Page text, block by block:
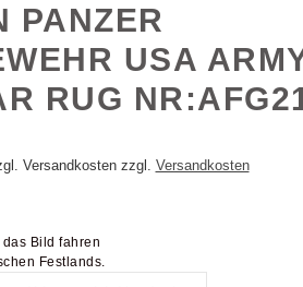
PANZER
USA
RUG
Versandkosten zzgl. Versandkosten
Bild fahren
Festlands.